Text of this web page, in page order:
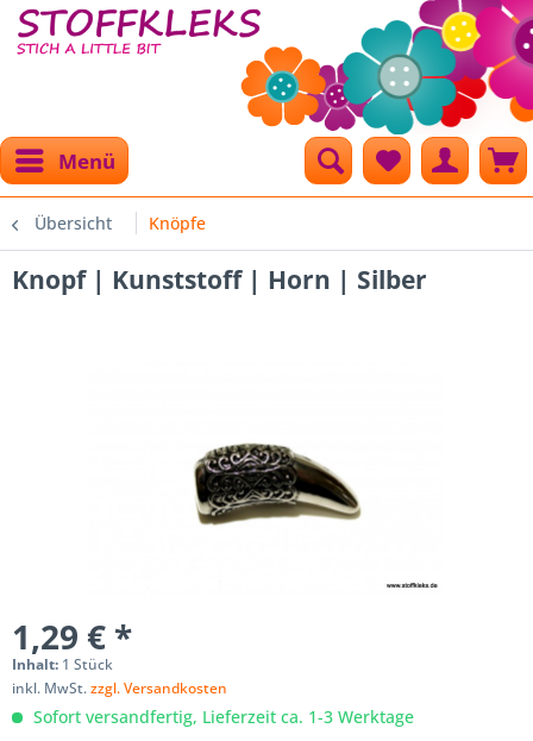
Menü
Übersicht Knöpfe
Knopf | Kunststoff | Horn | Silber
1,29 € *
Inhalt: 1 Stück
inkl. MwSt.zzgl. Versandkosten
Sofort versandfertig, Lieferzeit ca. 1-3 Werktage